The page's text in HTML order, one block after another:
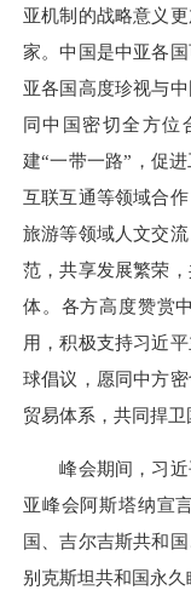
亚机制的战略意义
家。中国是中亚各
亚各国高度珍视与
同中国密切全方位
建“一带一路”，促
互联互通等领域合
旅游等领域人文交
范，共享发展繁荣
体。各方高度赞赏
用，积极支持习近
球倡议，愿同中方
贸易体系，共同捍卫
峰会期间，习近
亚峰会阿斯塔纳宣
国、吉尔吉斯共和
别克斯坦共和国永久